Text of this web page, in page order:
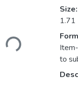
Size:
1.71
to